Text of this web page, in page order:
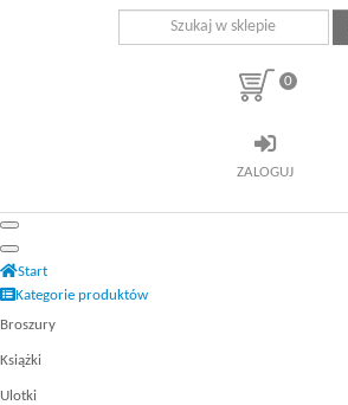
0
ZALOGUJ
Start
Kategorie produktów
Broszury
Książki
Ulotki